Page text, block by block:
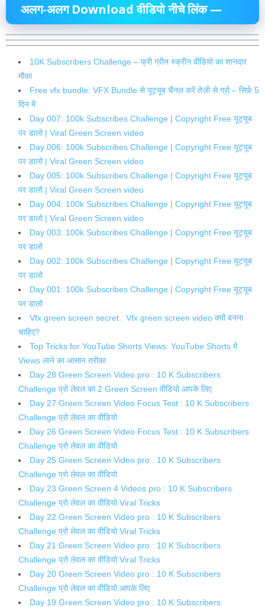
अलग-अलग Download वीडियो नीचे लिंक —
10K Subscribers Challenge – फ्री ग्रीन स्क्रीन वीडियो का शानदार
मौका
Free vfx bundle: VFX Bundle से यूट्यूब चैनल करें तेज़ी से ग्रो – सिर्फ़ 5
दिन में
Day 007: 100k Subscribes Challenge | Copyright Free यूट्यूब
पर डालो | Viral Green Screen video
Day 006: 100k Subscribes Challenge | Copyright Free यूट्यूब
पर डालो | Viral Green Screen video
Day 005: 100k Subscribes Challenge | Copyright Free यूट्यूब
पर डालो | Viral Green Screen video
Day 004: 100k Subscribes Challenge | Copyright Free यूट्यूब
पर डालो | Viral Green Screen video
Day 003: 100k Subscribes Challenge | Copyright Free यूट्यूब
पर डालो
Day 002: 100k Subscribes Challenge | Copyright Free यूट्यूब
पर डालो
Day 001: 100k Subscribes Challenge | Copyright Free यूट्यूब
पर डालो
Vfx green screen secret : Vfx green screen video क्यों बनना
चाहिए?
Top Tricks for YouTube Shorts Views: YouTube Shorts में
Views लाने का आसान तरीका
Day 28 Green Screen Video pro : 10 K Subscribers
Challenge प्रो लेवल का 2 Green Screen वीडियो आपके लिए
Day 27 Green Screen Video Focus Test : 10 K Subscribers
Challenge प्रो लेवल का वीडियो
Day 26 Green Screen Video Focus Test : 10 K Subscribers
Challenge प्रो लेवल का वीडियो
Day 25 Green Screen Video pro : 10 K Subscribers
Challenge प्रो लेवल का वीडियो
Day 23 Green Screen 4 Videos pro : 10 K Subscribers
Challenge प्रो लेवल का वीडियो Viral Tricks
Day 22 Green Screen Video pro : 10 K Subscribers
Challenge प्रो लेवल का वीडियो Viral Tricks
Day 21 Green Screen Video pro : 10 K Subscribers
Challenge प्रो लेवल का वीडियो Viral Tricks
Day 20 Green Screen Video pro : 10 K Subscribers
Challenge प्रो लेवल का वीडियो आपके लिए
Day 19 Green Screen Video pro : 10 K Subscribers